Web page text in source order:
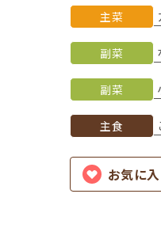
主菜
副菜
副菜
主食
お気に